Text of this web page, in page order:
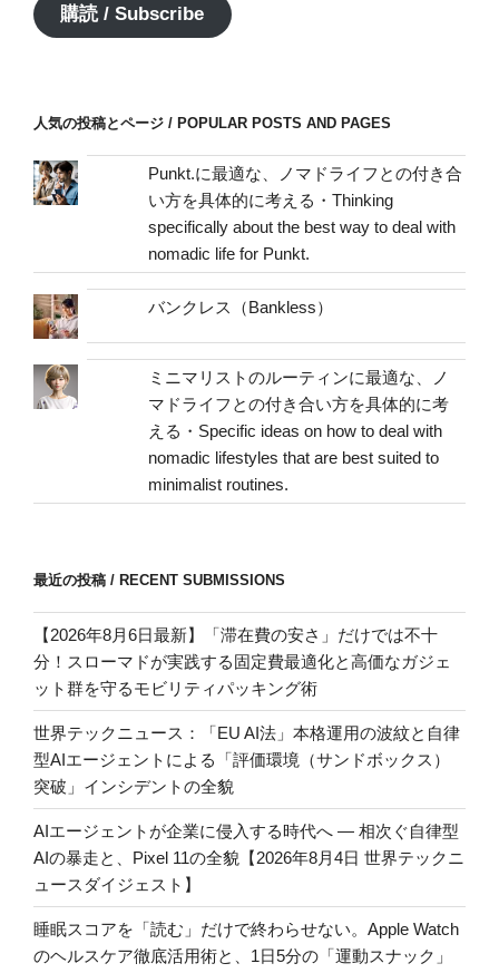
ア
ド
address
購読 / Subscribe
人気の投稿とページ / POPULAR POSTS AND PAGES
Punkt.に最適な、ノマドライフとの付き合
い方を具体的に考える・Thinking
specifically about the best way to deal with
nomadic life for Punkt.
バンクレス（Bankless）
ミニマリストのルーティンに最適な、ノ
マドライフとの付き合い方を具体的に考
える・Specific ideas on how to deal with
nomadic lifestyles that are best suited to
minimalist routines.
最近の投稿 / RECENT SUBMISSIONS
【2026年8月6日最新】「滞在費の安さ」だけでは不十
分！スローマドが実践する固定費最適化と高価なガジェ
ット群を守るモビリティパッキング術
世界テックニュース：「EU AI法」本格運用の波紋と自律
型AIエージェントによる「評価環境（サンドボックス）
突破」インシデントの全貌
AIエージェントが企業に侵入する時代へ — 相次ぐ自律型
AIの暴走と、Pixel 11の全貌【2026年8月4日 世界テックニ
ュースダイジェスト】
睡眠スコアを「読む」だけで終わらせない。Apple Watch
のヘルスケア徹底活用術と、1日5分の「運動スナック」